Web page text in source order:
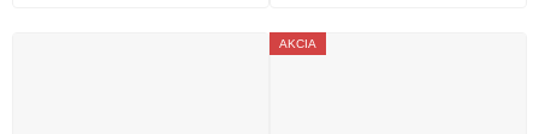
AKCIA